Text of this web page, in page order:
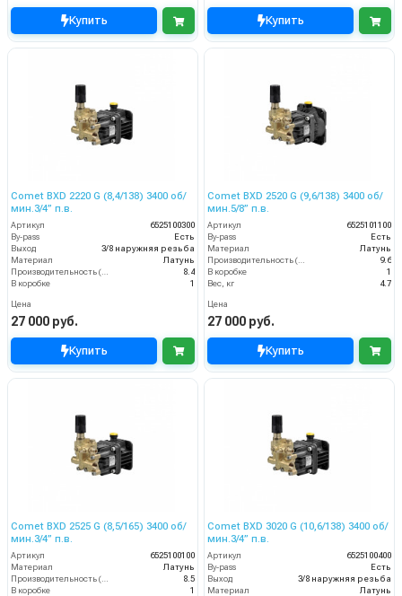
Купить Купить
Comet BXD 2220 G (8,4/138) 3400 об/
мин.3/4” п.в.
Артикул
6525100300
By-pass
Есть
Выход
3/8 наружняя резьба
Материал
Латунь
8.4
В коробке
1
Цена
27 000 руб.
Купить
Comet BXD 2520 G (9,6/138) 3400 об/
мин.5/8” п.в.
Артикул
6525101100
By-pass
Есть
Материал
Латунь
9.6
В коробке
1
Вес, кг
4.7
Цена
27 000 руб.
Купить
Comet BXD 2525 G (8,5/165) 3400 об/
мин.3/4” п.в.
Артикул
6525100100
Материал
Латунь
8.5
В коробке
1
Comet BXD 3020 G (10,6/138) 3400 об/
мин.3/4” п.в.
Артикул
6525100400
By-pass
Есть
Выход
3/8 наружняя резьба
Материал
Латунь